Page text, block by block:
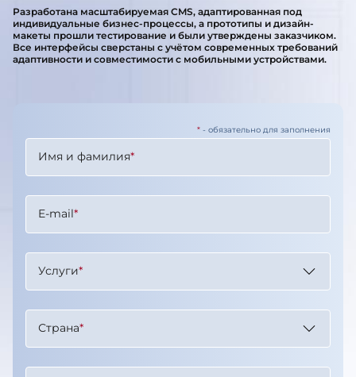
Разработана масштабируемая CMS, адаптированная под
индивидуальные бизнес-процессы, а прототипы и дизайн-
макеты прошли тестирование и были утверждены заказчиком.
Все интерфейсы сверстаны с учётом современных требований
адаптивности и совместимости с мобильными устройствами.
* - обязательно для заполнения
Имя и фамилия*
E-mail*
Услуги*
Страна*